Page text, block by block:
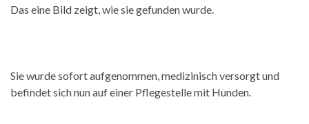
Das eine Bild zeigt, wie sie gefunden wurde.
Sie wurde sofort aufgenommen, medizinisch versorgt und
befindet sich nun auf einer Pflegestelle mit Hunden.